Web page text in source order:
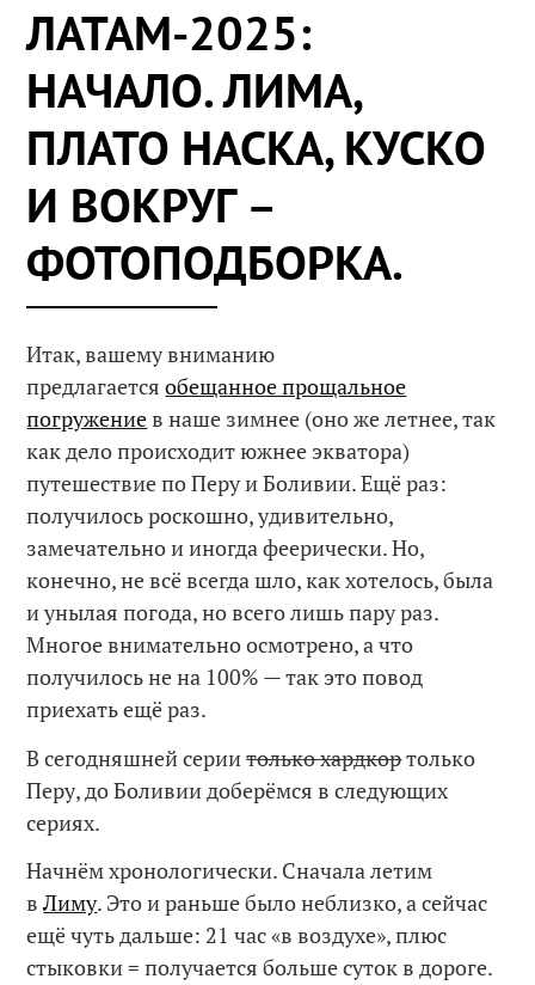
ЛАТАМ-2025:
НАЧАЛО. ЛИМА,
ПЛАТО НАСКА, КУСКО
И ВОКРУГ –
ФОТОПОДБОРКА.
Итак, вашему вниманию
предлагаетсяобещанное прощальное
погружениев наше зимнее (оно же летнее, так
как дело происходит южнее экватора)
путешествие по Перу и Боливии. Ещё раз:
получилось роскошно, удивительно,
замечательно и иногда феерически. Но,
конечно, не всё всегда шло, как хотелось, была
и унылая погода, но всего лишь пару раз.
Многое внимательно осмотрено, а что
получилось не на 100% — так это повод
приехать ещё раз.
В сегодняшней сериитолько хардкортолько
Перу, до Боливии доберёмся в следующих
сериях.
Начнём хронологически. Сначала летим
вЛиму. Это и раньше было неблизко, а сейчас
ещё чуть дальше: 21 час «в воздухе», плюс
стыковки = получается больше суток в дороге.